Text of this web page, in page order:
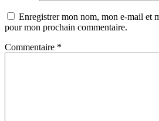
Enregistrer mon nom, mon e-mail et
pour mon prochain commentaire.
Commentaire *